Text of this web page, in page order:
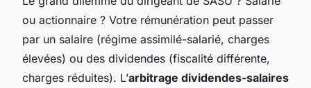
ou actionnaire ? Votre rémunération peut passer
par un salaire (régime assimilé-salarié, charges
élevées) ou des dividendes (fiscalité différente,
charges réduites). L’arbitrage dividendes-salaires